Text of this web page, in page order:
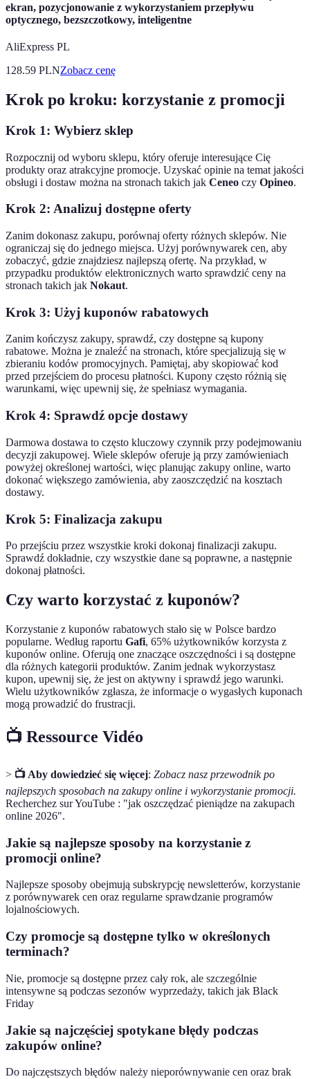
ekran, pozycjonowanie z wykorzystaniem przepływu
optycznego, bezszczotkowy, inteligentne
AliExpress PL
128.59 PLNZobacz cenę
Krok po kroku: korzystanie z promocji
Krok 1: Wybierz sklep
Rozpocznij od wyboru sklepu, który oferuje interesujące Cię
produkty oraz atrakcyjne promocje. Uzyskać opinie na temat jakości
obsługi i dostaw można na stronach takich jak Ceneo czy Opineo.
Krok 2: Analizuj dostępne oferty
Zanim dokonasz zakupu, porównaj oferty różnych sklepów. Nie
ograniczaj się do jednego miejsca. Użyj porównywarek cen, aby
zobaczyć, gdzie znajdziesz najlepszą ofertę. Na przykład, w
przypadku produktów elektronicznych warto sprawdzić ceny na
stronach takich jak Nokaut.
Krok 3: Użyj kuponów rabatowych
Zanim kończysz zakupy, sprawdź, czy dostępne są kupony
rabatowe. Można je znaleźć na stronach, które specjalizują się w
zbieraniu kodów promocyjnych. Pamiętaj, aby skopiować kod
przed przejściem do procesu płatności. Kupony często różnią się
warunkami, więc upewnij się, że spełniasz wymagania.
Krok 4: Sprawdź opcje dostawy
Darmowa dostawa to często kluczowy czynnik przy podejmowaniu
decyzji zakupowej. Wiele sklepów oferuje ją przy zamówieniach
powyżej określonej wartości, więc planując zakupy online, warto
dokonać większego zamówienia, aby zaoszczędzić na kosztach
dostawy.
Krok 5: Finalizacja zakupu
Po przejściu przez wszystkie kroki dokonaj finalizacji zakupu.
Sprawdź dokładnie, czy wszystkie dane są poprawne, a następnie
dokonaj płatności.
Czy warto korzystać z kuponów?
Korzystanie z kuponów rabatowych stało się w Polsce bardzo
popularne. Według raportu Gafi, 65% użytkowników korzysta z
kuponów online. Oferują one znaczące oszczędności i są dostępne
dla różnych kategorii produktów. Zanim jednak wykorzystasz
kupon, upewnij się, że jest on aktywny i sprawdź jego warunki.
Wielu użytkowników zgłasza, że informacje o wygasłych kuponach
mogą prowadzić do frustracji.
📺 Ressource Vidéo
> 📺 Aby dowiedzieć się więcej: Zobacz nasz przewodnik po
najlepszych sposobach na zakupy online i wykorzystanie promocji.
Recherchez sur YouTube : "jak oszczędzać pieniądze na zakupach
online 2026".
Jakie są najlepsze sposoby na korzystanie z
promocji online?
Najlepsze sposoby obejmują subskrypcję newsletterów, korzystanie
z porównywarek cen oraz regularne sprawdzanie programów
lojalnościowych.
Czy promocje są dostępne tylko w określonych
terminach?
Nie, promocje są dostępne przez cały rok, ale szczególnie
intensywne są podczas sezonów wyprzedaży, takich jak Black
Friday
Jakie są najczęściej spotykane błędy podczas
zakupów online?
Do najczęstszych błędów należy nieporównywanie cen oraz brak